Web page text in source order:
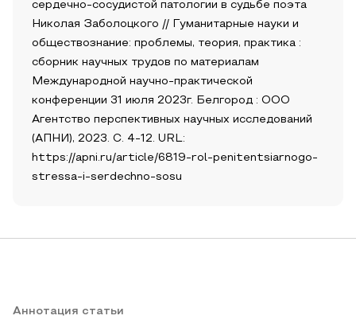
сердечно-сосудистой патологии в судьбе поэта
Николая Заболоцкого // Гуманитарные науки и
обществознание: проблемы, теория, практика :
сборник научных трудов по материалам
Международной научно-практической
конференции 31 июля 2023г. Белгород : ООО
Агентство перспективных научных исследований
(АПНИ), 2023. С. 4-12. URL:
https://apni.ru/article/6819-rol-penitentsiarnogo-
stressa-i-serdechno-sosu
Аннотация статьи